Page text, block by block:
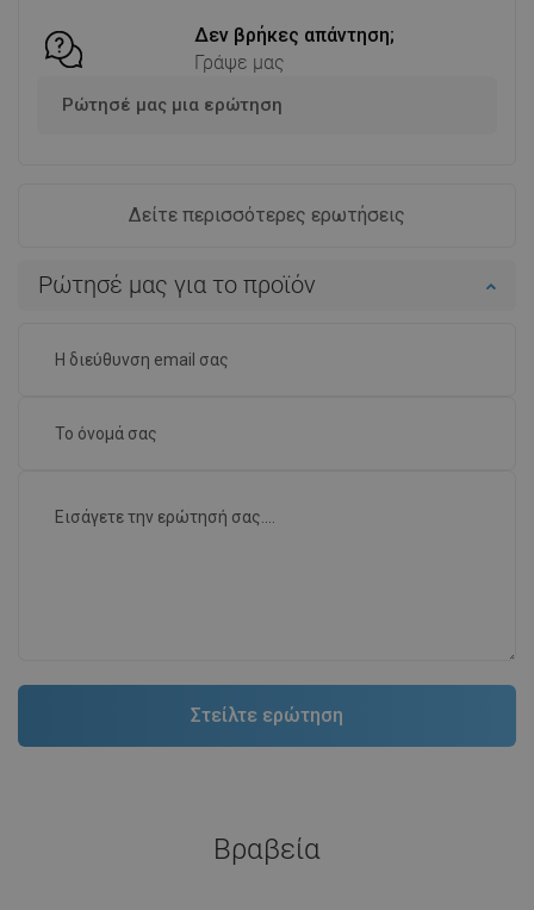
Δεν βρήκες απάντηση;
Γράψε μας
Ρώτησέ μας μια ερώτηση
Δείτε περισσότερες ερωτήσεις
Ρώτησέ μας για το προϊόν
Βραβεία